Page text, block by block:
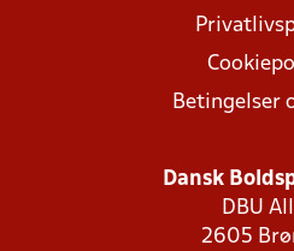
Betingelser
Dansk
DBU
2605